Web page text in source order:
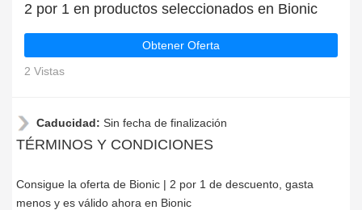
2 por 1 en productos seleccionados en Bionic
Obtener Oferta
2 Vistas
Caducidad: Sin fecha de finalización
TÉRMINOS Y CONDICIONES
Consigue la oferta de Bionic | 2 por 1 de descuento, gasta
menos y es válido ahora en Bionic